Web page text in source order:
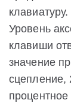
клавиатуру.
Уровень
клавиши
значение
сцепление,
процентное